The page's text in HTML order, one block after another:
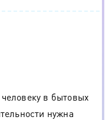
в бытовых
нужна